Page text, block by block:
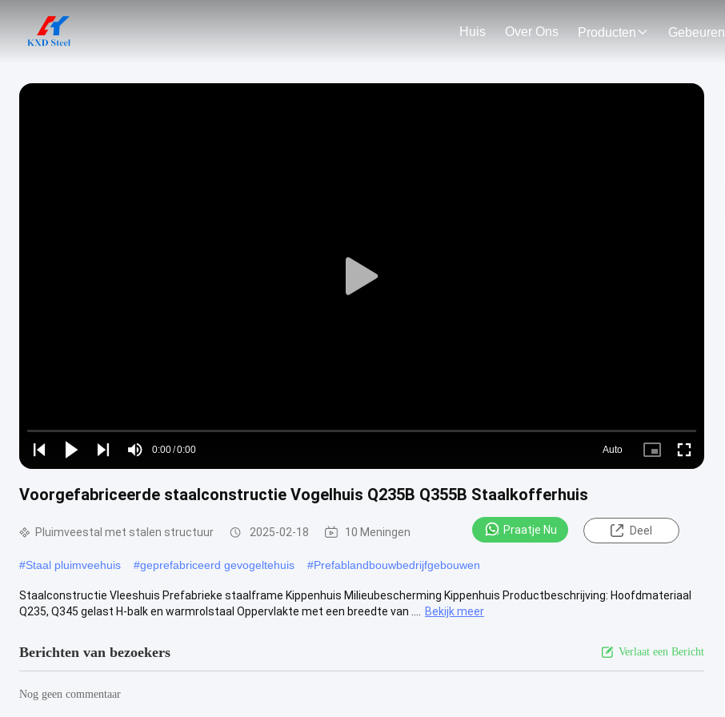
Huis Over Ons Producten Gebeuren
Play
Play
Play
Play
Mute
Time
0:00/0:00
Loaded:
0%
Auto
Picture- Fullscreen
Voorgefabriceerde staalconstructie Vogelhuis Q235B Q355B Staalkofferhuis
Pluimveestal met stalen structuur 2025-02-18 10 Meningen Praatje Nu Deel
#Staal pluimveehuis #geprefabriceerd gevogeltehuis #Prefablandbouwbedrijfgebouwen
Staalconstructie Vleeshuis Prefabrieke staalframe Kippenhuis Milieubescherming Kippenhuis Productbeschrijving: Hoofdmateriaal
Q235, Q345 gelast H-balk en warmrolstaal Oppervlakte met een breedte van ....
Bekijk meer
Berichten van bezoekers Verlaat een Bericht
Nog geen commentaar